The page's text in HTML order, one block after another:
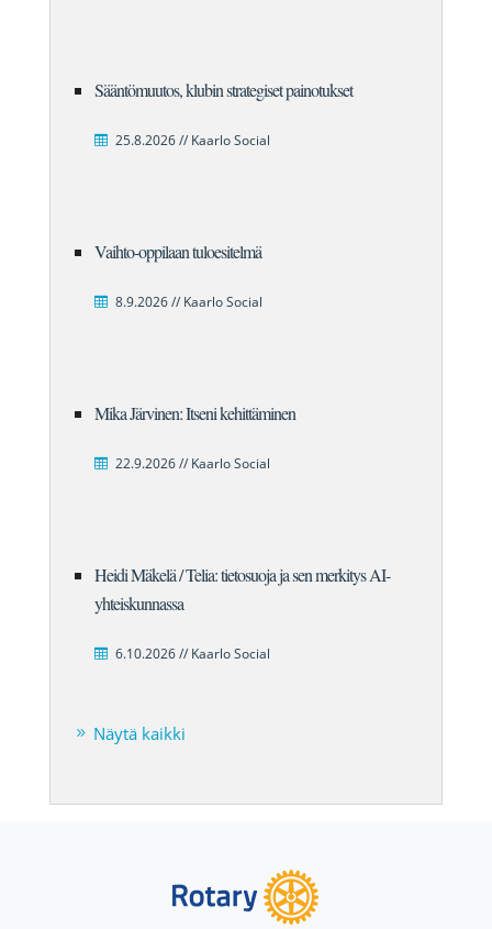
Sääntömuutos, klubin strategiset painotukset
25.8.2026 // Kaarlo Social
Vaihto-oppilaan tuloesitelmä
8.9.2026 // Kaarlo Social
Mika Järvinen: Itseni kehittäminen
22.9.2026 // Kaarlo Social
Heidi Mäkelä / Telia: tietosuoja ja sen merkitys AI-
yhteiskunnassa
6.10.2026 // Kaarlo Social
Näytä kaikki